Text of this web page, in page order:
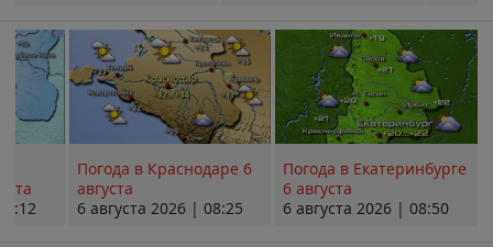
Погода в Краснодаре 6
августа
6 августа 2026 | 08:25
Погода в Екатеринбурге
6 августа
6 августа 2026 | 08:50